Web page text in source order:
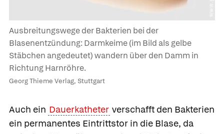
Ausbreitungswege der Bakterien bei der
Blasenentzündung: Darmkeime (im Bild als gelbe
Stäbchen angedeutet) wandern über den Damm in
Richtung Harnröhre.
Georg Thieme Verlag, Stuttgart
Auch ein Dauerkatheter verschafft den Bakterien
ein permanentes Eintrittstor in die Blase, da